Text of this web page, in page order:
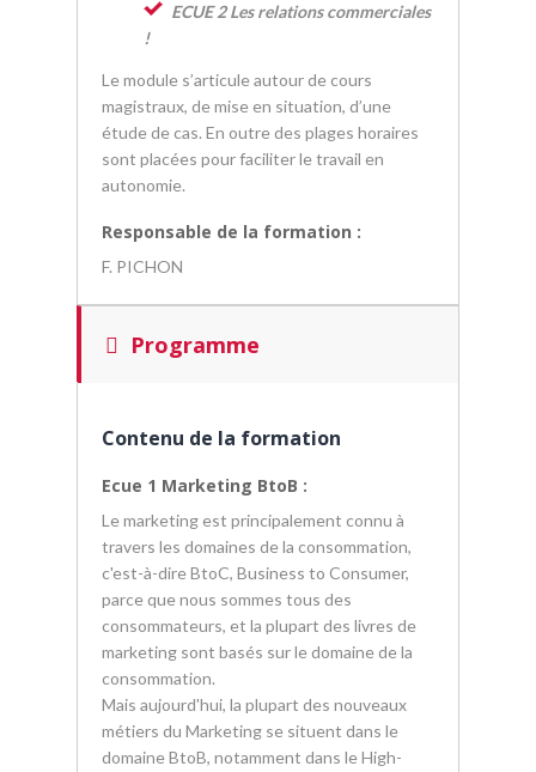
ECUE 2 Les relations commerciales
!
Le module s’articule autour de cours
magistraux, de mise en situation, d’une
étude de cas. En outre des plages horaires
sont placées pour faciliter le travail en
autonomie.
Responsable de la formation :
F. PICHON
Programme
Contenu de la formation
Ecue 1 Marketing BtoB :
Le marketing est principalement connu à
travers les domaines de la consommation,
c'est-à-dire BtoC, Business to Consumer,
parce que nous sommes tous des
consommateurs, et la plupart des livres de
marketing sont basés sur le domaine de la
consommation.
Mais aujourd'hui, la plupart des nouveaux
métiers du Marketing se situent dans le
domaine BtoB, notamment dans le High-